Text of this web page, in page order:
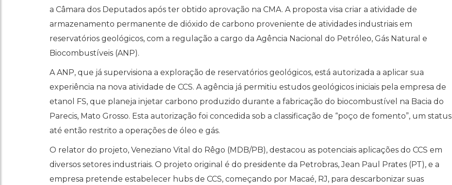
a Câmara dos Deputados após ter obtido aprovação na CMA. A proposta visa criar a atividade de
armazenamento permanente de dióxido de carbono proveniente de atividades industriais em
reservatórios geológicos, com a regulação a cargo da Agência Nacional do Petróleo, Gás Natural e
Biocombustíveis (ANP).
A ANP, que já supervisiona a exploração de reservatórios geológicos, está autorizada a aplicar sua
experiência na nova atividade de CCS. A agência já permitiu estudos geológicos iniciais pela empresa de
etanol FS, que planeja injetar carbono produzido durante a fabricação do biocombustível na Bacia do
Parecis, Mato Grosso. Esta autorização foi concedida sob a classificação de “poço de fomento”, um status
até então restrito a operações de óleo e gás.
O relator do projeto, Veneziano Vital do Rêgo (MDB/PB), destacou as potenciais aplicações do CCS em
diversos setores industriais. O projeto original é do presidente da Petrobras, Jean Paul Prates (PT), e a
empresa pretende estabelecer hubs de CCS, começando por Macaé, RJ, para descarbonizar suas